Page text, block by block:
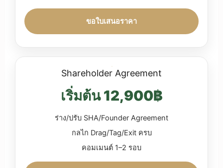
ขอใบเสนอราคา
Shareholder Agreement
เริ่มต้น 12,900฿
ร่าง/ปรับ SHA/Founder Agreement
กลไก Drag/Tag/Exit ครบ
คอมเมนต์ 1–2 รอบ